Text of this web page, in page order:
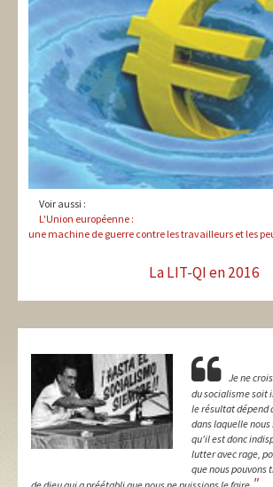
Voir aussi :
L'Union européenne :
une machine de guerre contre les travailleurs et les
La LIT-QI en 2016
Je ne
du socialisme soit
le résultat dépend
dans laquelle
qu'il est donc
lutter avec rage,
que nous pouvons